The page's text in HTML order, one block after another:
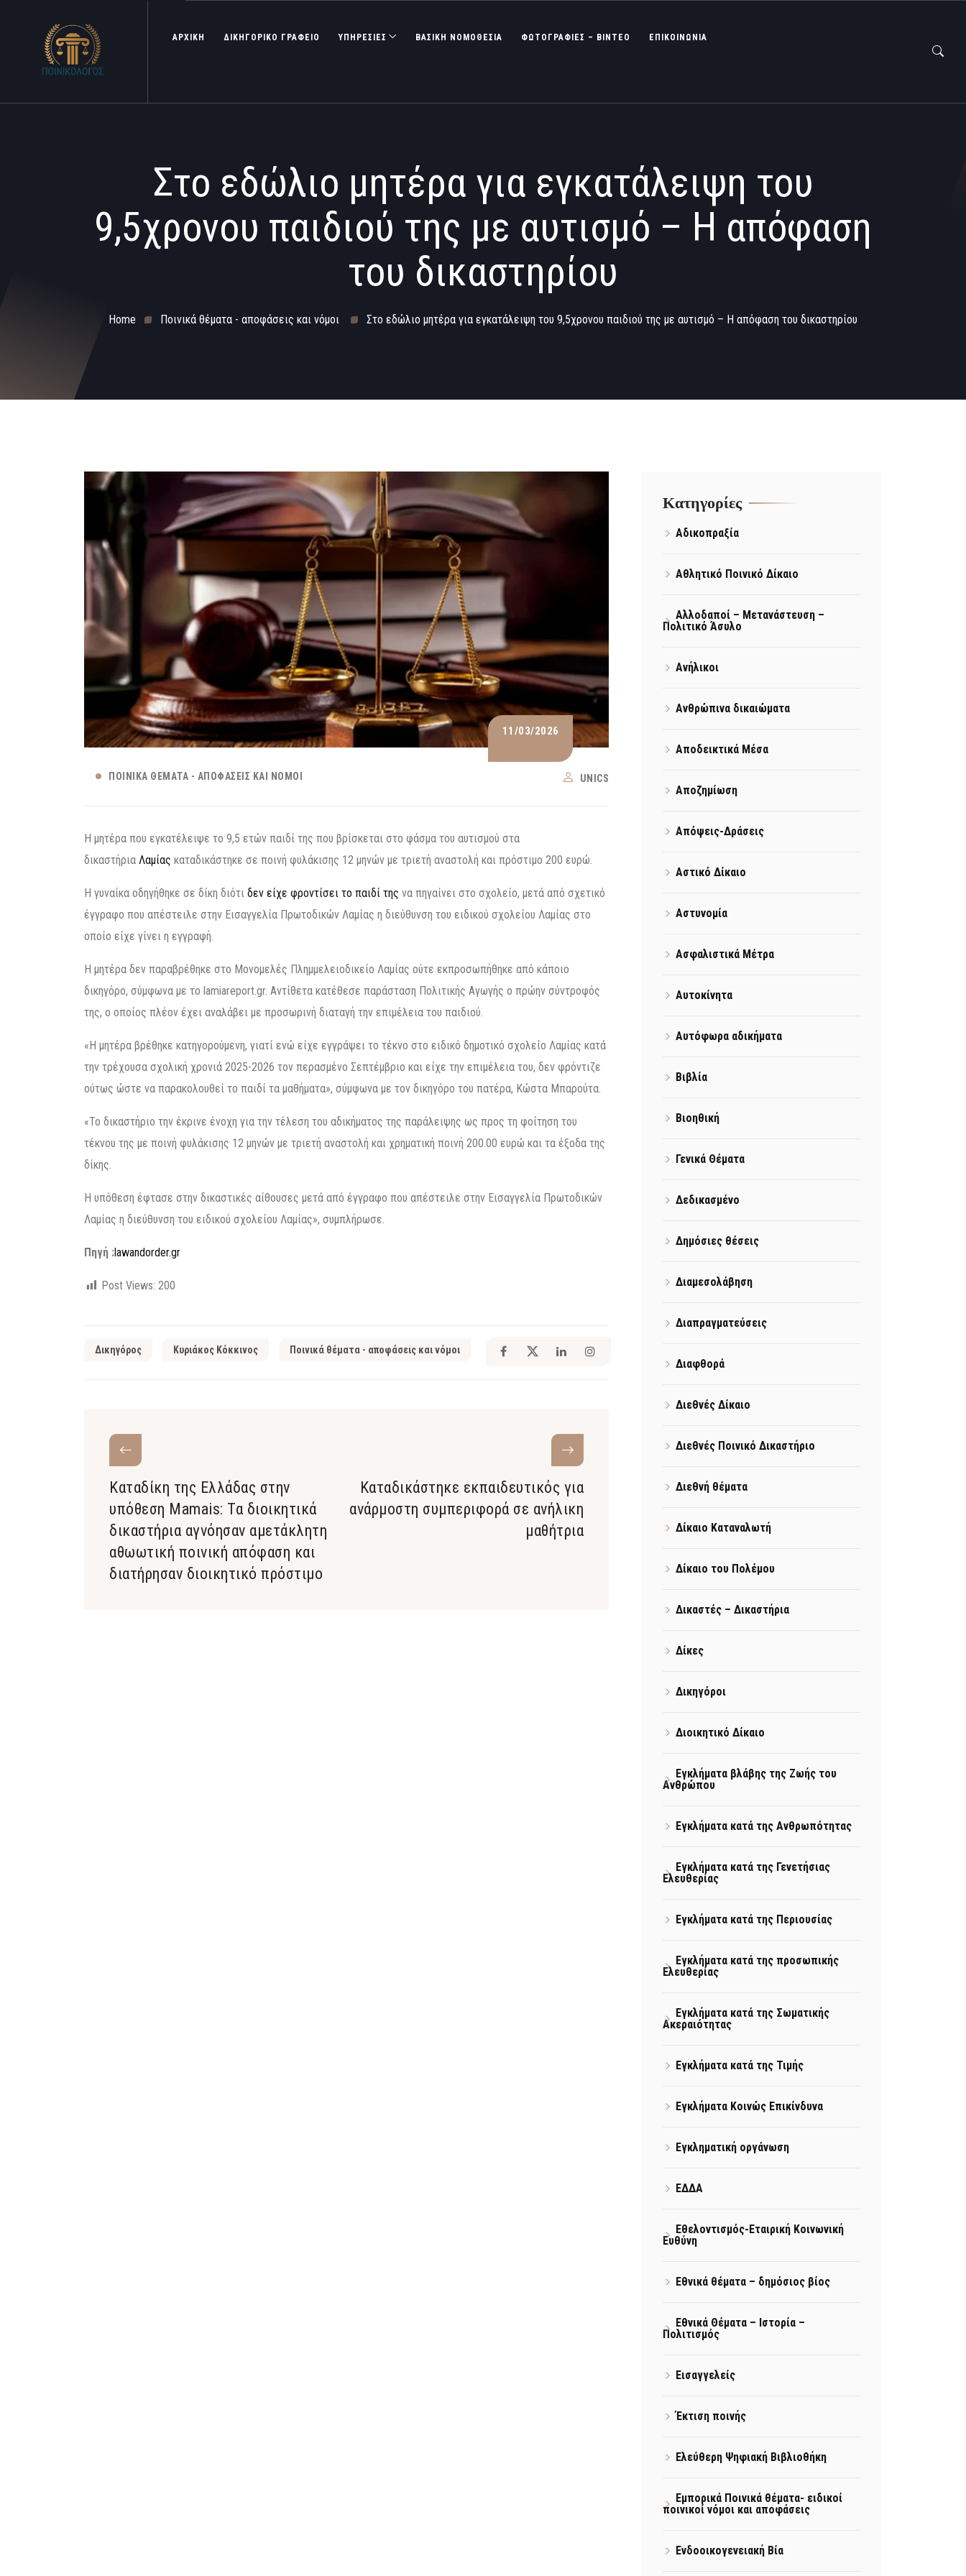
ΑΡΧΙΚΗ ΔΙΚΗΓΟΡΙΚΟ ΓΡΑΦΕΙΟ ΥΠΗΡΕΣΙΕΣ ΒΑΣΙΚΉ ΝΟΜΟΘΕΣΊΑ ΦΩΤΟΓΡΑΦΊΕΣ – ΒΊΝΤΕΟ ΕΠΙΚΟΙΝΩΝΙΑ
Στο εδώλιο μητέρα για εγκατάλειψη του
9,5χρονου παιδιού της με αυτισμό – Η απόφαση
του δικαστηρίου
Home Ποινικά θέματα - αποφάσεις και νόμοι Στο εδώλιο μητέρα για εγκατάλειψη του 9,5χρονου παιδιού της με αυτισμό – Η απόφαση του δικαστηρίου
11/03/2026
ΠΟΙΝΙΚΆ ΘΈΜΑΤΑ - ΑΠΟΦΆΣΕΙΣ ΚΑΙ ΝΌΜΟΙ UNICS
Η μητέρα που εγκατέλειψε το 9,5 ετών παιδί της που βρίσκεται στο φάσμα του αυτισμού στα
δικαστήρια Λαμίας καταδικάστηκε σε ποινή φυλάκισης 12 μηνών με τριετή αναστολή και πρόστιμο 200 ευρώ.
Η γυναίκα οδηγήθηκε σε δίκη διότι δεν είχε φροντίσει το παιδί της να πηγαίνει στο σχολείο, μετά από σχετικό
έγγραφο που απέστειλε στην Εισαγγελία Πρωτοδικών Λαμίας η διεύθυνση του ειδικού σχολείου Λαμίας στο
οποίο είχε γίνει η εγγραφή.
Η μητέρα δεν παραβρέθηκε στο Μονομελές Πλημμελειοδικείο Λαμίας ούτε εκπροσωπήθηκε από κάποιο
δικηγόρο, σύμφωνα με το lamiareport.gr. Αντίθετα κατέθεσε παράσταση Πολιτικής Αγωγής ο πρώην σύντροφός
της, ο οποίος πλέον έχει αναλάβει με προσωρινή διαταγή την επιμέλεια του παιδιού.
«Η μητέρα βρέθηκε κατηγορούμενη, γιατί ενώ είχε εγγράψει το τέκνο στο ειδικό δημοτικό σχολείο Λαμίας κατά
την τρέχουσα σχολική χρονιά 2025-2026 τον περασμένο Σεπτέμβριο και είχε την επιμέλεια του, δεν φρόντιζε
ούτως ώστε να παρακολουθεί το παιδί τα μαθήματα», σύμφωνα με τον δικηγόρο του πατέρα, Κώστα Μπαρούτα.
«Το δικαστήριο την έκρινε ένοχη για την τέλεση του αδικήματος της παράλειψης ως προς τη φοίτηση του
τέκνου της με ποινή φυλάκισης 12 μηνών με τριετή αναστολή και χρηματική ποινή 200.00 ευρώ και τα έξοδα της
δίκης.
Η υπόθεση έφτασε στην δικαστικές αίθουσες μετά από έγγραφο που απέστειλε στην Εισαγγελία Πρωτοδικών
Λαμίας η διεύθυνση του ειδικού σχολείου Λαμίας», συμπλήρωσε.
Πηγή :lawandorder.gr
Post Views: 200
Δικηγόρος Κυριάκος Κόκκινος Ποινικά θέματα - αποφάσεις και νόμοι
Καταδίκη της Ελλάδας στην
υπόθεση Mamais: Τα διοικητικά
δικαστήρια αγνόησαν αμετάκλητη
αθωωτική ποινική απόφαση και
διατήρησαν διοικητικό πρόστιμο
Καταδικάστηκε εκπαιδευτικός για
ανάρμοστη συμπεριφορά σε ανήλικη
μαθήτρια
Kατηγορίες
Αδικοπραξία
Αθλητικό Ποινικό Δίκαιο
Αλλοδαποί – Μετανάστευση –
Πολιτικό Άσυλο
Ανήλικοι
Ανθρώπινα δικαιώματα
Αποδεικτικά Μέσα
Αποζημίωση
Απόψεις-Δράσεις
Αστικό Δίκαιο
Αστυνομία
Ασφαλιστικά Μέτρα
Αυτοκίνητα
Αυτόφωρα αδικήματα
Βιβλία
Βιοηθική
Γενικά Θέματα
Δεδικασμένο
Δημόσιες θέσεις
Διαμεσολάβηση
Διαπραγματεύσεις
Διαφθορά
Διεθνές Δίκαιο
Διεθνές Ποινικό Δικαστήριο
Διεθνή θέματα
Δίκαιο Καταναλωτή
Δίκαιο του Πολέμου
Δικαστές – Δικαστήρια
Δίκες
Δικηγόροι
Διοικητικό Δίκαιο
Εγκλήματα βλάβης της Ζωής του
Ανθρώπου
Εγκλήματα κατά της Ανθρωπότητας
Εγκλήματα κατά της Γενετήσιας
Ελευθερίας
Εγκλήματα κατά της Περιουσίας
Εγκλήματα κατά της προσωπικής
Ελευθερίας
Εγκλήματα κατά της Σωματικής
Ακεραιότητας
Εγκλήματα κατά της Τιμής
Εγκλήματα Κοινώς Επικίνδυνα
Εγκληματική οργάνωση
ΕΔΔΑ
Εθελοντισμός-Εταιρική Κοινωνική
Ευθύνη
Εθνικά θέματα – δημόσιος βίος
Εθνικά Θέματα – Ιστορία –
Πολιτισμός
Εισαγγελείς
Έκτιση ποινής
Ελεύθερη Ψηφιακή Βιβλιοθήκη
Εμπορικά Ποινικά θέματα- ειδικοί
ποινικοί νόμοι και αποφάσεις
Ενδοοικογενειακή Βία